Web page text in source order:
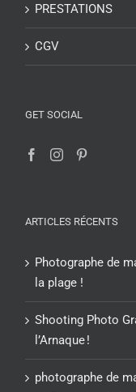
PRESTATIONS
CGV
GET SOCIAL
ARTICLES RÉCENTS
Photographe de
la plage !
Shooting Photo
l’Arnaque !
photographe de